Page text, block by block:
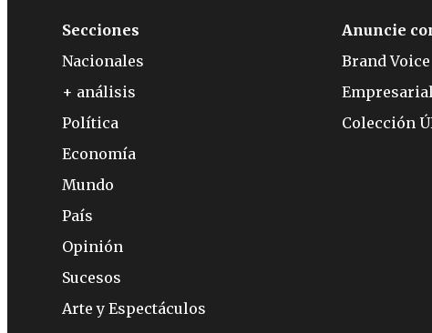
Secciones
Nacionales
+ análisis
Política
Economía
Mundo
País
Opinión
Sucesos
Arte y Espectáculos
Anuncie
Brand Voice
Colección